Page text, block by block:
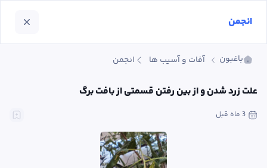
باغبون آفات و آسیب ها انجمن
علت زرد شدن و از بین رفتن قسمتی از بافت برگ
3 ماه قبل
انجمن